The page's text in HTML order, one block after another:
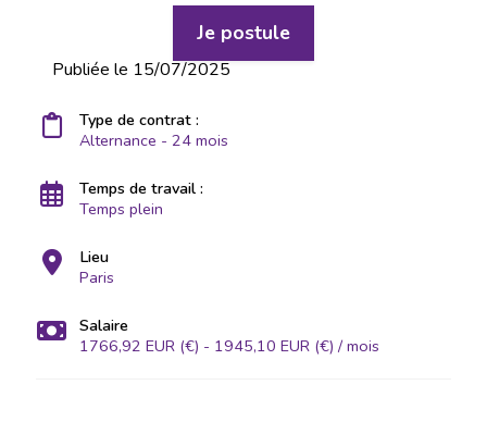
Je postule
Publiée le 15/07/2025
Type de contrat :
Alternance - 24 mois
Temps de travail :
Temps plein
Lieu
Paris
Salaire
1766,92 EUR (€) - 1945,10 EUR (€) / mois